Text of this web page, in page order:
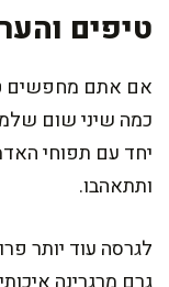
טיפים
אם אתם מחפשים
כמה שיני שום
יחד עם תפוחי
ותתאהבו.